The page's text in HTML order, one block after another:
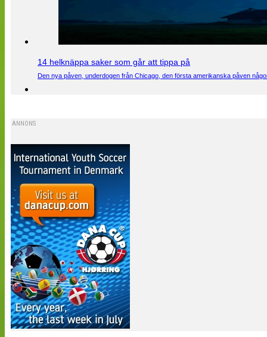
14 helknäppa saker som går att tippa på
Den nya påven, underdogen från Chicago, den första amerikanska påven
ANNONS